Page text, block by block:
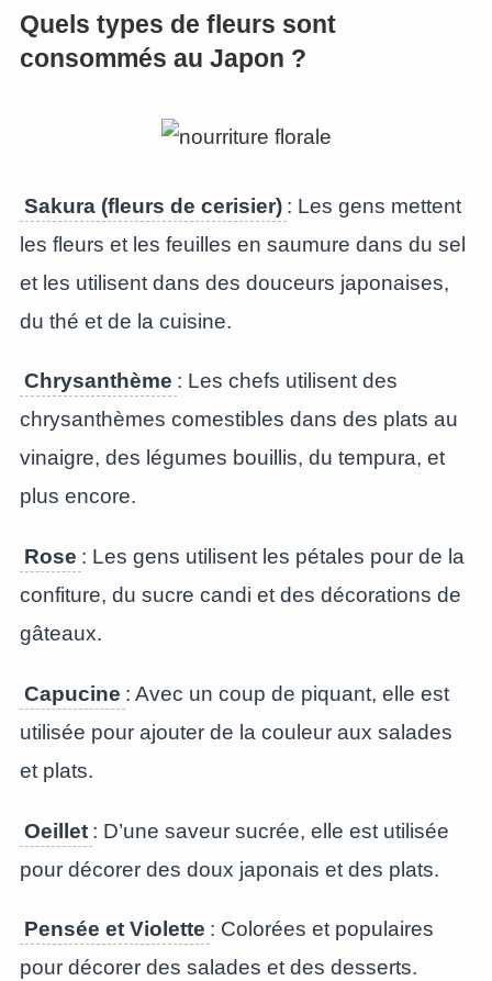
Quels types de fleurs sont
consommés au Japon ?
Sakura (fleurs de cerisier) : Les gens mettent
les fleurs et les feuilles en saumure dans du sel
et les utilisent dans des douceurs japonaises,
du thé et de la cuisine.
Chrysanthème : Les chefs utilisent des
chrysanthèmes comestibles dans des plats au
vinaigre, des légumes bouillis, du tempura, et
plus encore.
Rose : Les gens utilisent les pétales pour de la
confiture, du sucre candi et des décorations de
gâteaux.
Capucine : Avec un coup de piquant, elle est
utilisée pour ajouter de la couleur aux salades
et plats.
Oeillet : D’une saveur sucrée, elle est utilisée
pour décorer des doux japonais et des plats.
Pensée et Violette : Colorées et populaires
pour décorer des salades et des desserts.